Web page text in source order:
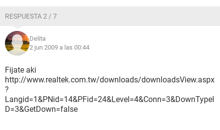
RESPUESTA 2 / 7
Delita
2 jun 2009 a las 00:44
Fijate aki
http://www.realtek.com.tw/downloads/downloadsView.aspx
?
Langid=1&PNid=14&PFid=24&Level=4&Conn=3&DownTypeI
D=3&GetDown=false